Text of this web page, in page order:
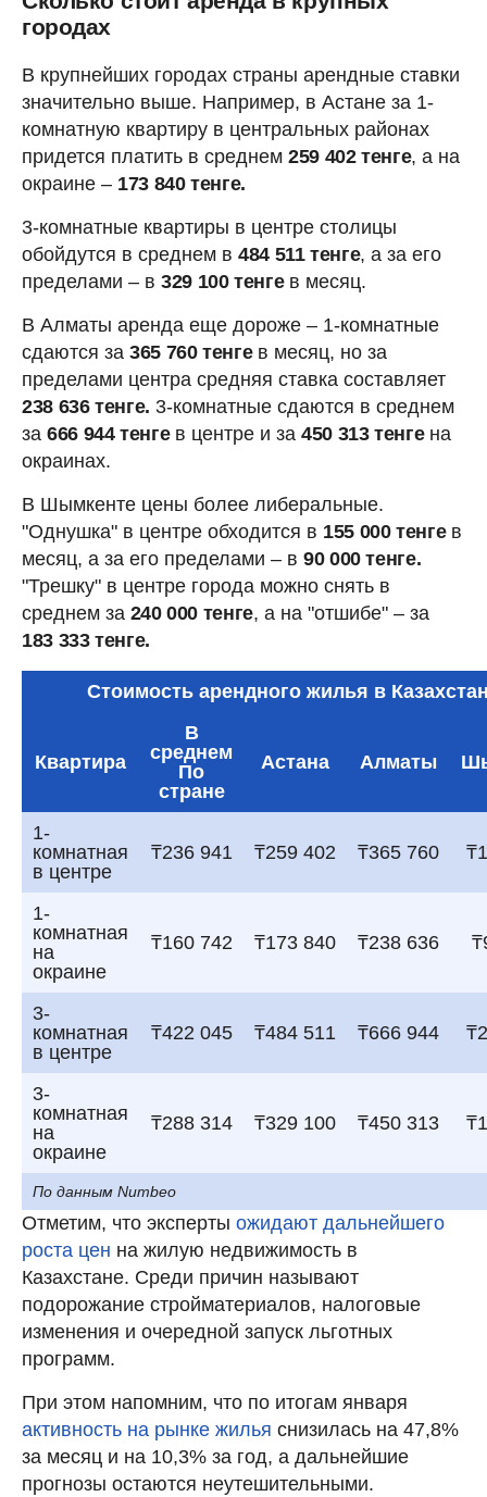
городах
В крупнейших городах страны арендные ставки
значительно выше. Например, в Астане за 1-
комнатную квартиру в центральных районах
придется платить в среднем 259 402 тенге, а на
окраине – 173 840 тенге.
3-комнатные квартиры в центре столицы
обойдутся в среднем в 484 511 тенге, а за его
пределами – в 329 100 тенгев месяц.
В Алматы аренда еще дороже – 1-комнатные
сдаются за 365 760 тенгев месяц, но за
пределами центра средняя ставка составляет
238 636 тенге. 3-комнатные сдаются в среднем
за 666 944 тенге в центре и за 450 313 тенгена
окраинах.
В Шымкенте цены более либеральные.
"Однушка" в центре обходится в 155 000 тенге в
месяц, а за его пределами – в 90 000 тенге.
"Трешку" в центре города можно снять в
среднем за 240 000 тенге, а на "отшибе" – за
183 333 тенге.
Стоимость арендного жилья в
Квартира
В
среднем
По
стране
Астана Алматы
1-
комнатная
в центре
₸236 941 ₸259 402 ₸365 760
1-
комнатная
на
окраине
₸160 742 ₸173 840 ₸238 636
3-
комнатная
в центре
₸422 045 ₸484 511 ₸666 944
3-
комнатная
на
окраине
₸288 314 ₸329 100 ₸450 313
По данным Numbeo
Отметим, что эксперты ожидают дальнейшего
роста цен на жилую недвижимость в
Казахстане. Среди причин называют
подорожание стройматериалов, налоговые
изменения и очередной запуск льготных
программ.
При этом напомним, что по итогам января
активность на рынке жилья снизилась на 47,8%
за месяц и на 10,3% за год, а дальнейшие
прогнозы остаются неутешительными.